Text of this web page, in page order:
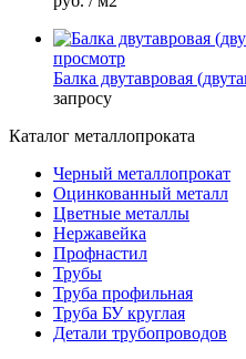
просмотр
Балка двутавровая
запросу
Каталог металлопроката
Черный металлопрокат
Оцинкованный металл
Цветные металлы
Нержавейка
Профнастил
Трубы
Труба профильная
Труба БУ круглая
Детали трубопроводов